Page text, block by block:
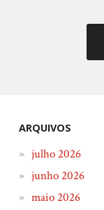
ARQUIVOS
julho 2026
junho 2026
maio 2026